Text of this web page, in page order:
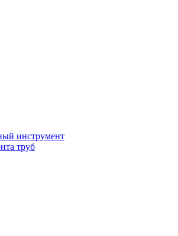
инструмент
труб